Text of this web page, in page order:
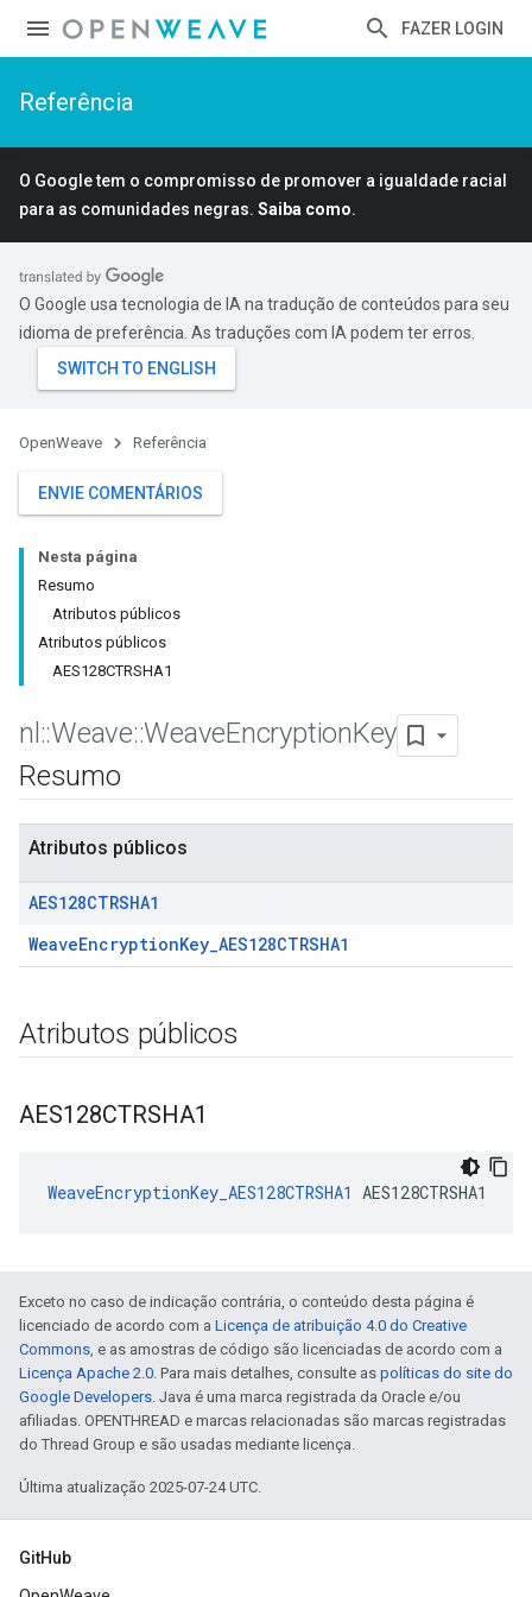
FAZER LOGIN
Referência
O Google tem o compromisso de promover a igualdade racial
para as comunidades negras. Saiba como.
O Google usa tecnologia de IA na tradução de conteúdos para seu
idioma de preferência. As traduções com IA podem ter erros.
OpenWeave Referência
ENVIE COMENTÁRIOS
Nesta página
Resumo
Atributos públicos
Atributos públicos
AES128CTRSHA1
nl ::Weave::WeaveEncryptionKey
Resumo
Atributos públicos
AES128CTRSHA1
WeaveEncryptionKey_AES128CTRSHA1
Atributos públicos
AES128CTRSHA1
WeaveEncryptionKey_AES128CTRSHA1 AES128CTRSHA1
Exceto no caso de indicação contrária, o conteúdo desta página é
licenciado de acordo com a Licença de atribuição 4.0 do Creative
Commons, e as amostras de código são licenciadas de acordo com a
Licença Apache 2.0. Para mais detalhes, consulte as políticas do site do
Google Developers. Java é uma marca registrada da Oracle e/ou
afiliadas. OPENTHREAD e marcas relacionadas são marcas registradas
do Thread Group e são usadas mediante licença.
Última atualização 2025-07-24 UTC.
GitHub